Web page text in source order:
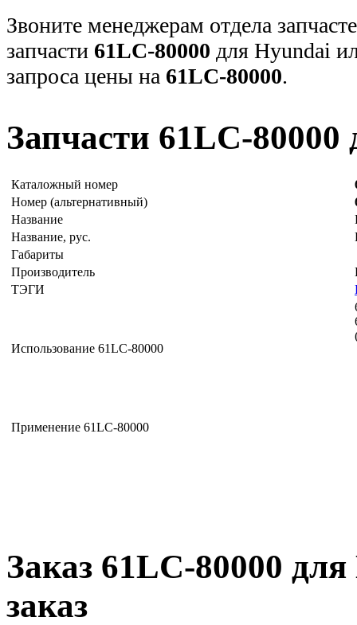
Звоните менеджерам отдела
запчасти 61LC-80000 для Hyundai
запроса цены на 61LC-80000.
Запчасти 61LC-
Каталожный номер
Номер (альтернативный)
Название
Название, рус.
Габариты
Производитель
ТЭГИ
Использование 61LC-80000
Применение 61LC-80000
Заказ 61LC-80000
заказ